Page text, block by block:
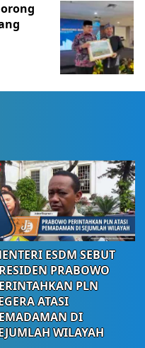
ESDM SEBUT
PRABOWO
PLN
ATASI
DI
WILAYAH